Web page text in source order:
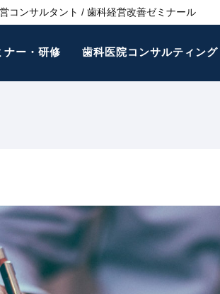
コンサルタント / 歯科経営改善ゼミナール
ナー・研修 歯科医院コンサルティング